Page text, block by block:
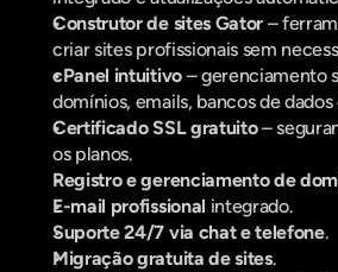
Construtor de sites Gator –
criar sites profissionais sem
cPanel intuitivo – gerenciamento
domínios, emails, bancos de dados
Certificado SSL gratuito –
os planos.
Registro e gerenciamento de
E-mail profissional integrado.
Suporte 24/7 via chat e telefone.
Migração gratuita de sites.